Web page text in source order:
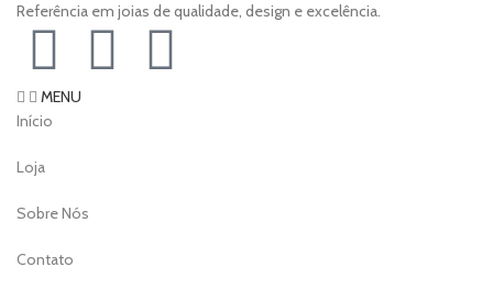
Referência em joias de qualidade, design e excelência.
MENU
Início
Loja
Sobre Nós
Contato